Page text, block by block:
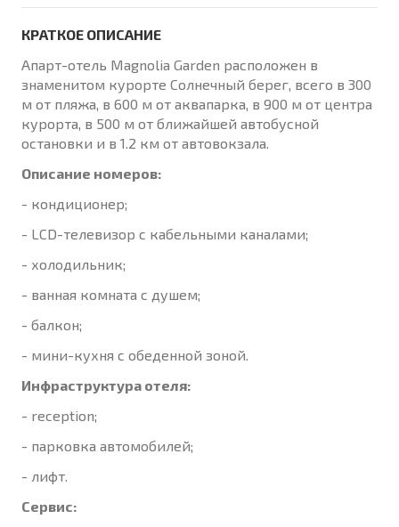
КРАТКОЕ ОПИСАНИЕ
Апарт-отель Magnolia Garden расположен в
знаменитом курорте Солнечный берег, всего в 300
м от пляжа, в 600 м от аквапарка, в 900 м от центра
курорта, в 500 м от ближайшей автобусной
остановки и в 1.2 км от автовокзала.
Описание номеров:
- кондиционер;
- LCD-телевизор с кабельными каналами;
- холодильник;
- ванная комната с душем;
- балкон;
- мини-кухня с обеденной зоной.
Инфраструктура отеля:
- reception;
- парковка автомобилей;
- лифт.
Сервис: